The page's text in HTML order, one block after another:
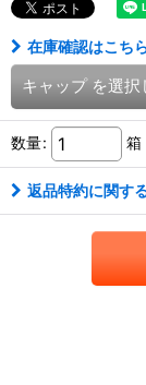
在庫確認はこち
キャップ を選択
数量: 箱
返品特約に関す